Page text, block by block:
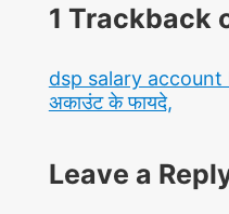
1 Trackback
dsp salary account
अकाउंट के फायदे,
Leave a